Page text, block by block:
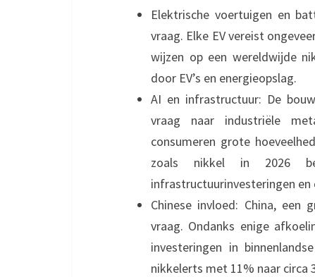
Elektrische voertuigen en
vraag. Elke EV vereist
wijzen op een wereldwijde
door EV’s en energieopslag.
AI en infrastructuur: De
vraag naar industriële
consumeren grote
zoals nikkel in 2026
infrastructuurinvesteringen en
Chinese invloed: China,
vraag. Ondanks enige
investeringen in
nikkelerts met 11% naar circa